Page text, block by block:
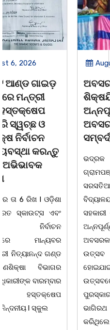
August 6, 2026
ଅବସରପ୍ରାପ୍ତ
ଶିକ୍ଷୟିତ୍ରୀ ଶ୍ରୀମତୀ
ଅନ୍ନପୂର୍ଣ୍ଣା ମିଶ୍ରଙ୍କ
ଅବସରକାଳୀନ
ସମ୍ବର୍ଦ୍ଧନା
ଭଦ୍ରକ ବ୍ଲକ ଜଗଦଳପୁର
ଗ୍ରାମପଞ୍ଚାୟତ ଅନ୍ତର୍ଗତ
ସରସତିଆ ସରକାରୀ ପ୍ରାଥମିକ
ବିଦ୍ୟାଳୟ, ସରସତିଆର
ସହକାରୀ ଶିକ୍ଷୟିତ୍ରୀ ଶ୍ରୀମତୀ
ଅନ୍ନପୂର୍ଣ୍ଣା ମିଶ୍ରଙ୍କର
ଅବସରକାଳୀନ ସମ୍ବର୍ଦ୍ଧନା
ଉତ୍ସବ ଅନୁଷ୍ଠିତ
ହୋଇଯାଇଅଛି । ଉକ୍ତ
ଉତ୍ସବରେ ରାଜ୍ୟପାଳ
ପୁରସ୍କାରପ୍ରାପ୍ତ ଶିକ୍ଷକ
ଭାଗିରଥ ନାୟକ ସଭାପତିତ୍ଵ